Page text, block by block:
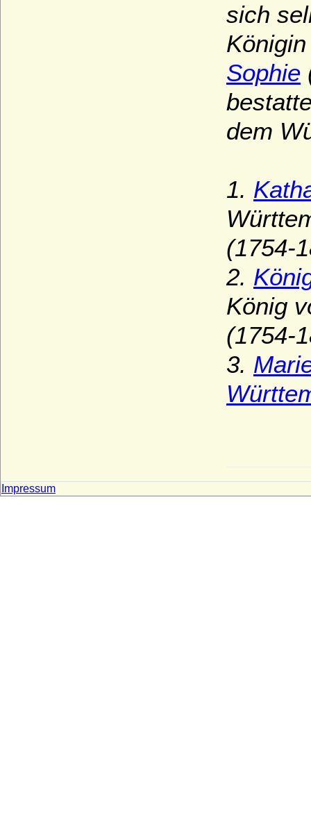
sich
Sophie
dem
1.
(1754-
2.
König
(1754-
3.
Impressum